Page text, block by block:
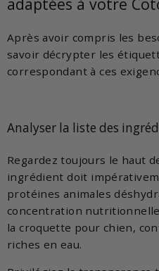
Après avoir compris les
savoir décrypter les
correspondant à ces
Analyser la liste des
Regardez toujours le haut
ingrédient doit
protéines animales
concentration
la croquette pour chien,
riches en eau.